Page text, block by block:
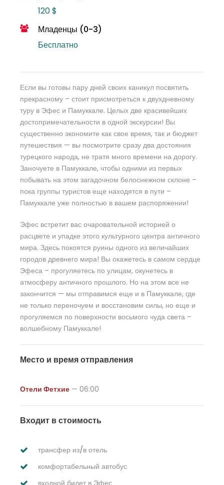
120 $
Младенцы (0-3)
Бесплатно
Если вы готовы пару дней своих каникул посвятить
прекрасному – стоит присмотреться к двухдневному
туру в Эфес и Памуккале. Целых две красивейших
достопримечательности в одной экскурсии! Вы
существенно экономите как свое время, так и бюджет
путешествия — вы посмотрите сразу два достояния
турецкого народа, не тратя много времени на дорогу.
Заночуете в Памуккале, чтобы одними из первых
побывать на этом загадочном белоснежном склоне –
пока группы туристов еще находятся в пути –
Памуккале уже полностью в вашем распоряжении!
Эфес встретит вас очаровательной историей о
расцвете и упадке этого культурного центра античного
мира. Здесь покоятся руины одного из величайших
городов древнего мира! Вы окажетесь в самом сердце
Эфеса – прогуляетесь по улицам, окунетесь в
атмосферу античного прошлого. Но на этом все не
закончится — мы отправимся еще и в Памуккале, где
не только переночуем и восстановим силы, но еще и
прогуляемся по поверхности восьмого чуда света –
волшебному Памуккале!
Место и время отправления
Отели Фетхие — 06:00
Входит в стоимость
трансфер из/в отель
комфортабельный автобус
входной билет в Эфес